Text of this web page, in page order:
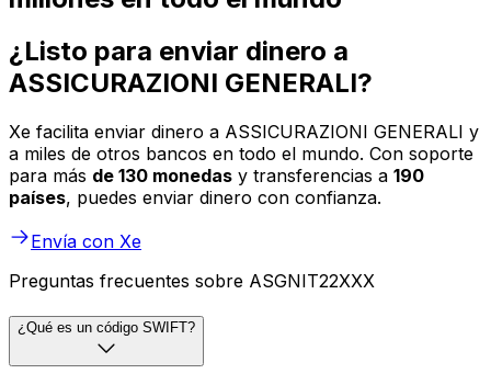
¿Listo para enviar dinero a
ASSICURAZIONI GENERALI?
Xe facilita enviar dinero a ASSICURAZIONI GENERALI y
a miles de otros bancos en todo el mundo. Con soporte
para más de 130 monedas y transferencias a 190
países, puedes enviar dinero con confianza.
Envía con Xe
Preguntas frecuentes sobre ASGNIT22XXX
¿Qué es un código SWIFT?